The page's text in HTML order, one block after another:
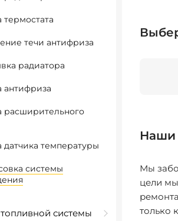
термостата
течи антифриза
радиатора
антифриза
расширительного
датчика температуры
системы
системы
Наши
Мы
цели
только